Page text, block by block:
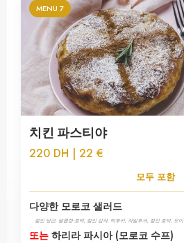
MENU 7
치킨 파스티야
220 DH | 22 €
모두 포함
다양한 모로코 샐러드
절인 당근, 달콤한 호박, 절인 감자, 탁투카, 자알루크, 절인 호박, 오이
또는 하리라 파시아 (모로코 수프)